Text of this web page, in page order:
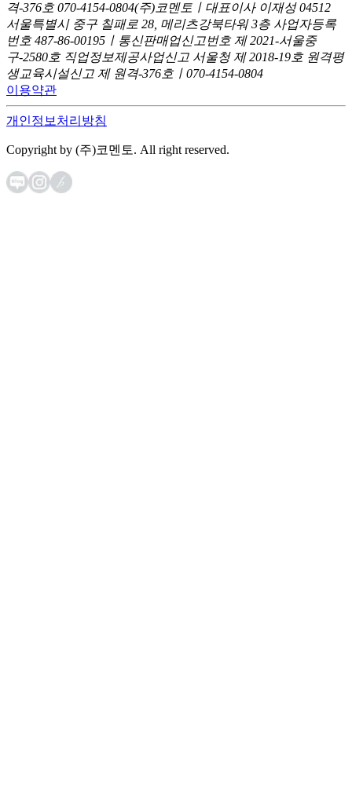
격-376호 070-4154-0804(주)코멘토ㅣ대표이사 이재성 04512
서울특별시 중구 칠패로 28, 메리츠강북타워 3층 사업자등록
번호 487-86-00195ㅣ통신판매업신고번호 제 2021-서울중
구-2580호 직업정보제공사업신고 서울청 제 2018-19호 원격평
생교육시설신고 제 원격-376호ㅣ070-4154-0804
이용약관
개인정보처리방침
Copyright by (주)코멘토. All right reserved.